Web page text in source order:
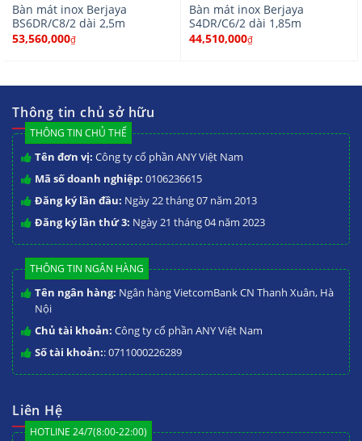
Bàn mát inox Berjaya
BS6DR/C8/2 dài 2,5m
53,560,000₫
Bàn mát inox Berjaya
S4DR/C6/2 dài 1,85m
44,510,000₫
Thông tin chủ sở hữu
THÔNG TIN CHỦ THỂ
Tên đơn vị: Công ty cổ phần ANY Việt Nam
Mã số doanh nghiệp: 0106236615
Đăng ký lần đầu: Ngày 22 tháng 07 năm 2013
Đăng ký lần thứ 3: Ngày 21 tháng 04 năm 2023
THÔNG TIN NGÂN HÀNG
Tên ngân hàng: Ngân hàng VietcomBank CN Thanh Xuân, Hà
Nội
Chủ tài khoản: Công ty cổ phần ANY Việt Nam
Số tài khoản:: 0711000226289
Liên Hệ
HOTLINE 24/7(8:00-22:00)